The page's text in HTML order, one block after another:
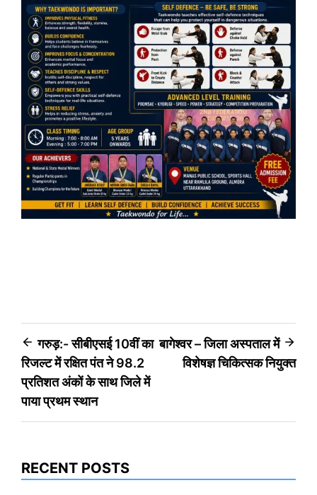
Post
navigation
गरुड़:- सीबीएसई 10वीं का
रिजल्ट में रक्षित पंत ने 98.2
प्रतिशत अंकों के साथ जिले में
पाया प्रथम स्थान
बागेश्वर – जिला अस्पताल में
विशेषज्ञ चिकित्सक नियुक्त
RECENT POSTS